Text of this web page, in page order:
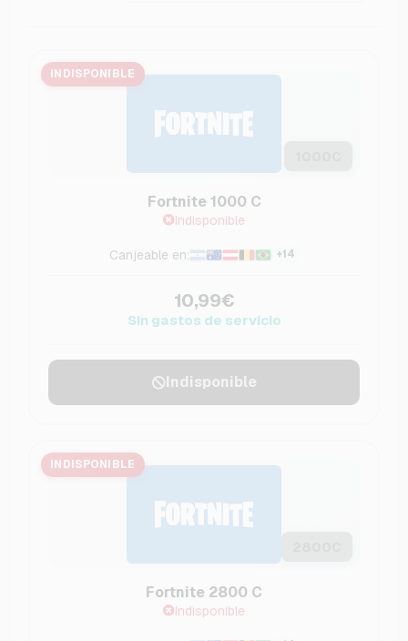
INDISPONIBLE
Fortnite 1000 C
Indisponible
Canjeable en: +14
10,99€
Sin gastos de servicio
Indisponible
INDISPONIBLE
Fortnite 2800 C
Indisponible